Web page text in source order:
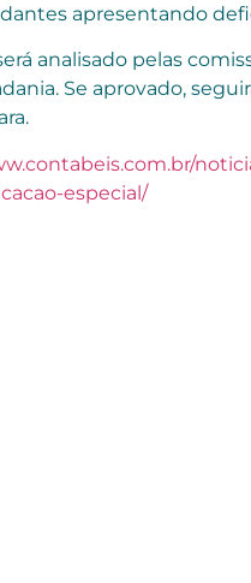
apresentando
analisado pelas
Se aprovado,
especial/